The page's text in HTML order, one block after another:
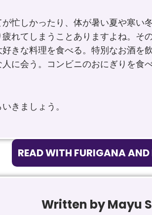
忙しかったり、体が暑い夏や寒い
疲れてしまうことありますよね。そ
きな料理を食べる。特別なお酒を
人に会う。コンビニのおにぎりを食
きましょう。
READ WITH FURIGANA AND
Written by Mayu